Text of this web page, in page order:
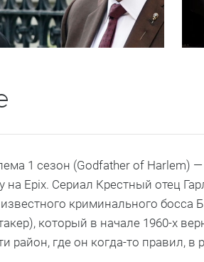
1 сезон (Godfather of Harlem)
на Ерix. Сериал Крестный отец
криминального босса
который в начале 1960-х
район, где он когда-то правил, в